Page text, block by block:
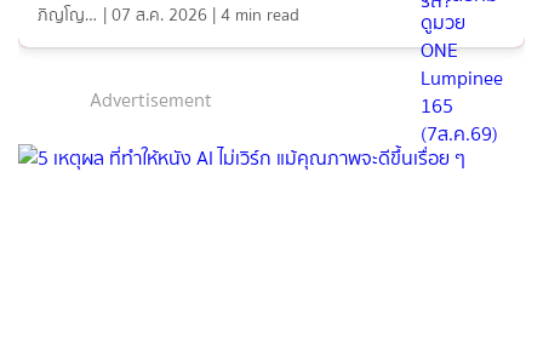
ภิญโญ ส่องแสง |07 ส.ค. 2026 |4 min read
Advertisement